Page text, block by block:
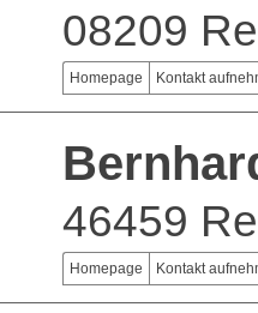
08209
Homepage Kontakt
46459
Homepage Kontakt